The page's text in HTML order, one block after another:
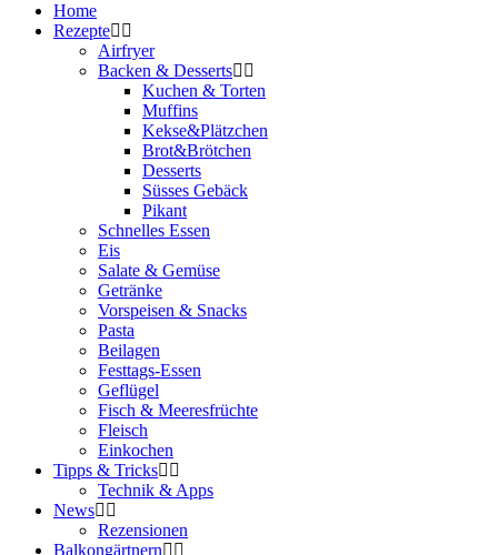
Home
Rezepte
Airfryer
Backen & Desserts
Kuchen & Torten
Muffins
Kekse&Plätzchen
Brot&Brötchen
Desserts
Süsses Gebäck
Pikant
Schnelles Essen
Eis
Salate & Gemüse
Getränke
Vorspeisen & Snacks
Pasta
Beilagen
Festtags-Essen
Geflügel
Fisch & Meeresfrüchte
Fleisch
Einkochen
Tipps & Tricks
Technik & Apps
News
Rezensionen
Balkongärtnern